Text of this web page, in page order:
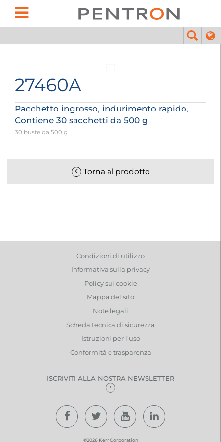
27460A
Pacchetto ingrosso, indurimento rapido,
Contiene 30 sacchetti da 500 g
30 buste da 500 g
Torna al prodotto
Condizioni di utilizzo
Informativa sulla privacy
Policy sui cookie
Mappa del sito
Note legali
Scheda tecnica di sicurezza
Istruzioni per l'uso
Conformità e trasparenza
ISCRIVITI ALLA NOSTRA NEWSLETTER
©2026 Kerr Corporation